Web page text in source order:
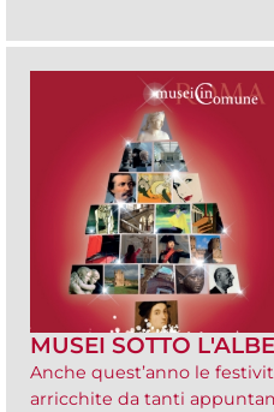
MUSEI SOTTO
Anche quest’anno le
arricchite da tanti